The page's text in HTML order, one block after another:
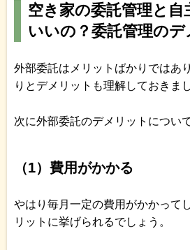
空き家の委託管理と
いいの？委託管理のデ
外部委託はメリットばかりではあ
りとデメリットも理解しておきま
次に外部委託のデメリットについ
（1）費用がかかる
やはり毎月一定の費用がかかって
リットに挙げられるでしょう。